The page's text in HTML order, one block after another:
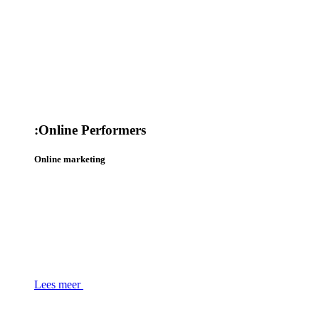
:Online Performers
Online marketing
Lees meer